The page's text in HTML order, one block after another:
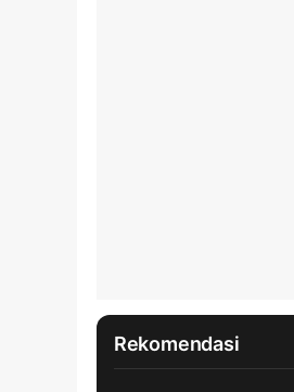
Rekomendasi